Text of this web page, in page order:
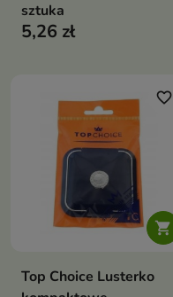
sztuka
5,26 zł

favorite_border
Top Choice Lusterko